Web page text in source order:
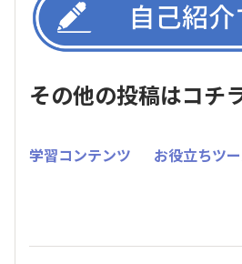
その他の投稿はコチ
学習コンテンツ お役立ちツ